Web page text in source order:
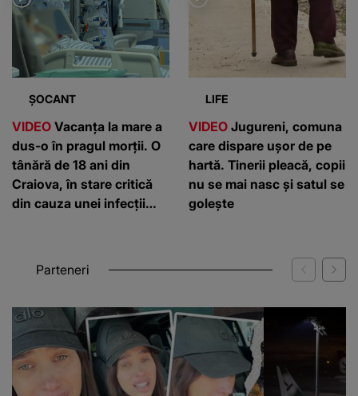
ȘOCANT
VIDEO Vacanța la mare a
dus-o în pragul morții. O
tânără de 18 ani din
Craiova, în stare critică
din cauza unei infecții
LIFE
VIDEO Jugureni, comuna
care dispare ușor de pe
hartă. Tinerii pleacă, copii
nu se mai nasc și satul se
golește
Parteneri